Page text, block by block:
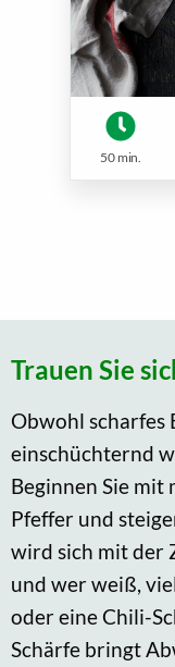
50 min.
Trauen Sie
Obwohl scharfes
einschüchternd
Beginnen Sie mit
Pfeffer und
wird sich mit der
und wer weiß,
oder eine Chili-
Schärfe bringt